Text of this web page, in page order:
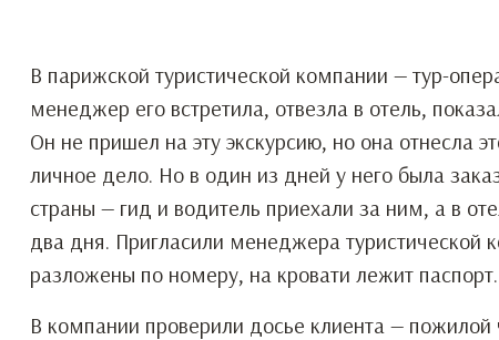
В парижской туристической компании — тур-
менеджер его встретила, отвезла в отель,
Он не пришел на эту экскурсию, но она отнесла
личное дело. Но в один из дней у него была
страны — гид и водитель приехали за ним, а в
два дня. Пригласили менеджера
разложены по номеру, на кровати лежит паспорт.
В компании проверили досье клиента —